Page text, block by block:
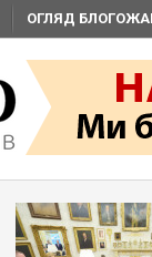
ОГЛЯД